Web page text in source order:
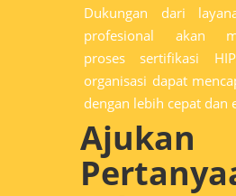
Dukungan dari
profesional akan
proses sertifikasi
organisasi dapat
dengan lebih cepat dan
Ajukan